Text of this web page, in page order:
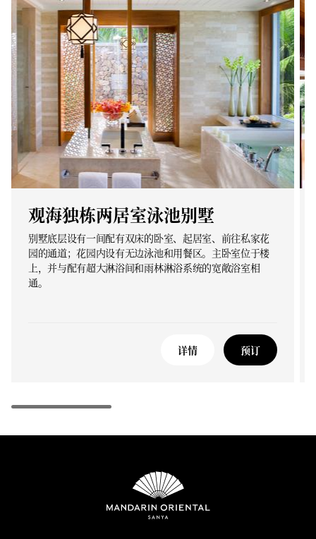
观海独栋两居室泳池别墅
别墅底层设有一间配有双床的卧室、起居室、前往私家花
园的通道；花园内设有无边泳池和用餐区。主卧室位于楼
上，并与配有超大淋浴间和雨林淋浴系统的宽敞浴室相
通。
详情 预订